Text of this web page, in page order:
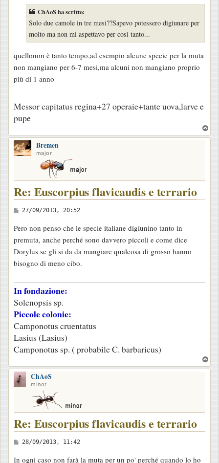
g
i
o
ChAoS ha scritto:
Solo due camole in tre mesi??Sapevo potessero digiunare per
molto ma non mi aspettavo per così tanto...
quellonon è tanto tempo,ad esempio alcune specie per la muta
non mangiano per 6-7 mesi,ma alcuni non mangiano proprio
più di 1 anno
Messor capitatus regina+27 operaie+tante uova,larve e
pupe
o
Bremen
major
Re: Euscorpius flavicaudis e terrario
M
s
s
a
g
i
o
27/09/2013, 20:52
Pero non penso che le specie italiane digiunino tanto in
premuta, anche perché sono davvero piccoli e come dice
Dorylus se gli si da da mangiare qualcosa di grosso hanno
bisogno di meno cibo.
In fondazione:
Solenopsis sp.
Piccole colonie:
Camponotus cruentatus
Lasius (Lasius)
Camponotus sp. ( probabile C. barbaricus)
o
ChAoS
minor
Re: Euscorpius flavicaudis e terrario
M
28/09/2013, 11:42
In ogni caso non farà la muta per un po' perché quando lo ho